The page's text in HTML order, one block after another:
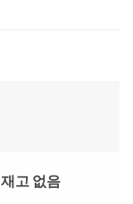
재고 없음